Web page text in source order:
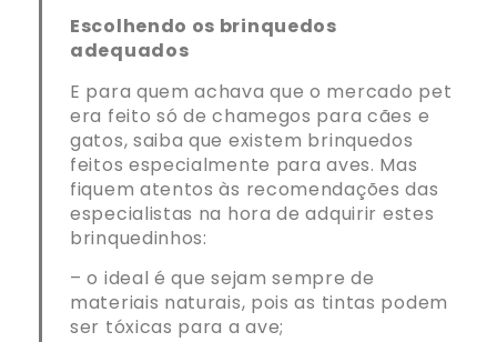
Escolhendo os brinquedos
adequados
E para quem achava que o mercado pet
era feito só de chamegos para cães e
gatos, saiba que existem brinquedos
feitos especialmente para aves. Mas
fiquem atentos às recomendações das
especialistas na hora de adquirir estes
brinquedinhos:
– o ideal é que sejam sempre de
materiais naturais, pois as tintas podem
ser tóxicas para a ave;